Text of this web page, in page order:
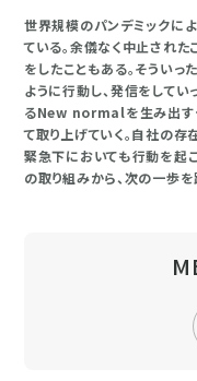
世界規模のパンデミックに
ている。余儀なく中止された
をしたこともある。そういっ
ように行動し、発信をしてい
るNew normalを生み出す
て取り上げていく。自社の存
緊急下においても行動を起こ
の取り組みから、次の一歩